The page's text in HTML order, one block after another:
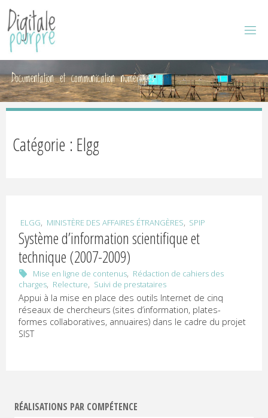
GI
T
A
L
P
O
U
R
P
et
Documentation et communication numériques
Catégorie : Elgg
ELGG, MINISTÈRE DES AFFAIRES ÉTRANGÈRES, SPIP
Système d’information scientifique et
technique (2007-2009)
Mise en ligne de contenus, Rédaction de cahiers des
charges, Relecture, Suivi de prestataires
Appui à la mise en place des outils Internet de cinq
réseaux de chercheurs (sites d’information, plates-
formes collaboratives, annuaires) dans le cadre du projet
SIST
RÉALISATIONS PAR COMPÉTENCE